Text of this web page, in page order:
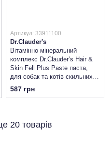
Артикул: 33911100
Dr.Clauder's
Вітамінно-мінеральний
комплекс Dr.Clauder’s Hair &
Skin Fell Plus Paste паста,
для собак та котів скильних
до постійної линьки
587 грн
20 товарів